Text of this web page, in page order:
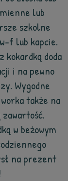
lub
szkolne
f lub kapcie.
kokardką doda
i na pewno
Wygodne
także na
w beżowym
na prezent